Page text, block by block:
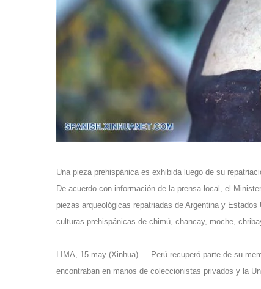
Una pieza prehispánica es exhibida luego de su
De acuerdo con información de la prensa local, el
piezas arqueológicas repatriadas de Argentina y
culturas prehispánicas de chimú, chancay, moche,
LIMA, 15 may (Xinhua) — Perú recuperó parte de su
encontraban en manos de coleccionistas privados y la